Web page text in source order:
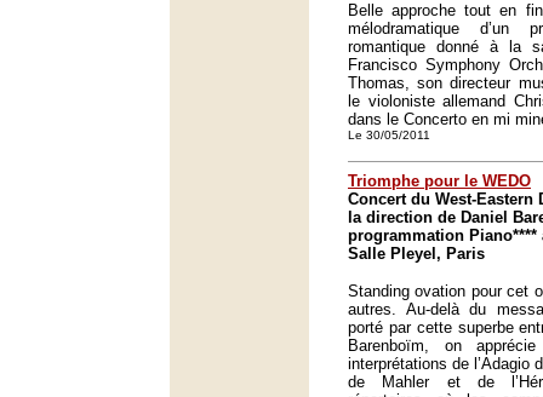
Belle approche tout en
mélodramatique d’un
romantique donné à la
Francisco Symphony
Thomas, son directeur
le violoniste allemand
dans le Concerto en mi
Le 30/05/2011
Triomphe pour le WEDO
Concert du West-Eastern
la direction de Daniel
programmation
Salle Pleyel, Paris
Standing ovation pour cet
autres. Au-delà du
porté par cette superbe
Barenboïm, on
interprétations de l’Adagio
de Mahler et de